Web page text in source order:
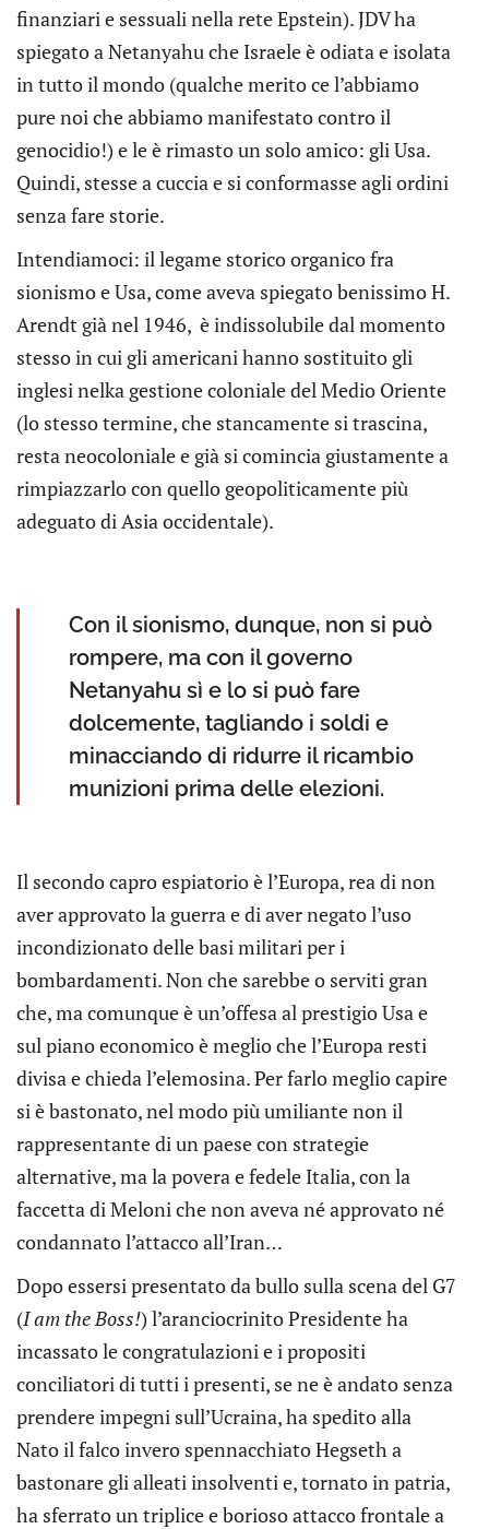
finanziari e sessuali nella rete Epstein). JDV ha
spiegato a Netanyahu che Israele è odiata e isolata
in tutto il mondo (qualche merito ce l’abbiamo
pure noi che abbiamo manifestato contro il
genocidio!) e le è rimasto un solo amico: gli Usa.
Quindi, stesse a cuccia e si conformasse agli ordini
senza fare storie.
Intendiamoci: il legame storico organico fra
sionismo e Usa, come aveva spiegato benissimo H.
Arendt già nel 1946, è indissolubile dal momento
stesso in cui gli americani hanno sostituito gli
inglesi nelka gestione coloniale del Medio Oriente
(lo stesso termine, che stancamente si trascina,
resta neocoloniale e già si comincia giustamente a
rimpiazzarlo con quello geopoliticamente più
adeguato di Asia occidentale).
Con il sionismo, dunque, non si può
rompere, ma con il governo
Netanyahu sì e lo si può fare
dolcemente, tagliando i soldi e
minacciando di ridurre il ricambio
munizioni prima delle elezioni.
Il secondo capro espiatorio è l’Europa, rea di non
aver approvato la guerra e di aver negato l’uso
incondizionato delle basi militari per i
bombardamenti. Non che sarebbe o serviti gran
che, ma comunque è un’offesa al prestigio Usa e
sul piano economico è meglio che l’Europa resti
divisa e chieda l’elemosina. Per farlo meglio capire
si è bastonato, nel modo più umiliante non il
rappresentante di un paese con strategie
alternative, ma la povera e fedele Italia, con la
faccetta di Meloni che non aveva né approvato né
condannato l’attacco all’Iran…
Dopo essersi presentato da bullo sulla scena del G7
(I am the Boss!) l’aranciocrinito Presidente ha
incassato le congratulazioni e i propositi
conciliatori di tutti i presenti, se ne è andato senza
prendere impegni sull’Ucraina, ha spedito alla
Nato il falco invero spennacchiato Hegseth a
bastonare gli alleati insolventi e, tornato in patria,
ha sferrato un triplice e borioso attacco frontale a